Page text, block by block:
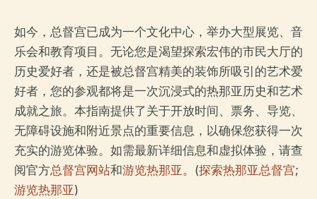
如今，总督宫已成为一个文化中心，举办大型展览、音
乐会和教育项目。无论您是渴望探索宏伟的市民大厅的
历史爱好者，还是被总督宫精美的装饰所吸引的艺术爱
好者，您的参观都将是一次沉浸式的热那亚历史和艺术
成就之旅。本指南提供了关于开放时间、票务、导览、
无障碍设施和附近景点的重要信息，以确保您获得一次
充实的游览体验。如需最新详细信息和虚拟体验，请查
阅官方总督宫网站和游览热那亚。(探索热那亚总督宫;
游览热那亚)